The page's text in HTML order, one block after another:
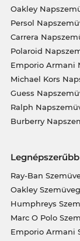
Oakley
Persol
Carrera
Polaroid
Emporio Armani
Michael Kors
Guess
Ralph
Burberry
Ray-Ban
Oakley
Humphreys
Marc O Polo
Emporio Armani